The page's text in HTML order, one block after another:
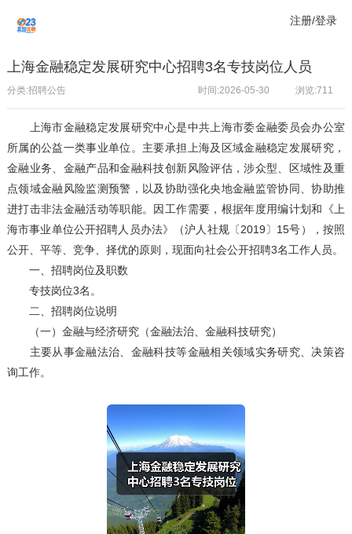
注册/登录
上海金融稳定发展研究中心招聘3名专技岗位人员
分类:招聘公告 浏览:711
时间:2026-05-30
上海市金融稳定发展研究中心是中共上海市委金融委员会办公室
所属的公益一类事业单位。主要承担上海及区域金融稳定发展研究，
金融业务、金融产品和金融科技创新风险评估，涉众型、区域性及重
点领域金融风险监测预警，以及协助强化央地金融监管协同、协助推
进打击非法金融活动等职能。因工作需要，根据年度用编计划和《上
海市事业单位公开招聘人员办法》（沪人社规〔2019〕15号），按照
公开、平等、竞争、择优的原则，现面向社会公开招聘3名工作人员。
一、招聘岗位及职数
专技岗位3名。
二、招聘岗位说明
（一）金融与经济研究（金融法治、金融科技研究）
主要从事金融法治、金融科技等金融相关领域实务研究、决策咨
询工作。